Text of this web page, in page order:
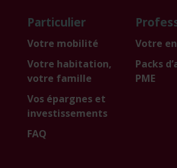
Particulier
Votre mobilité
Votre habitation,
votre famille
Vos épargnes et
investissements
FAQ
Votre
Packs
PME